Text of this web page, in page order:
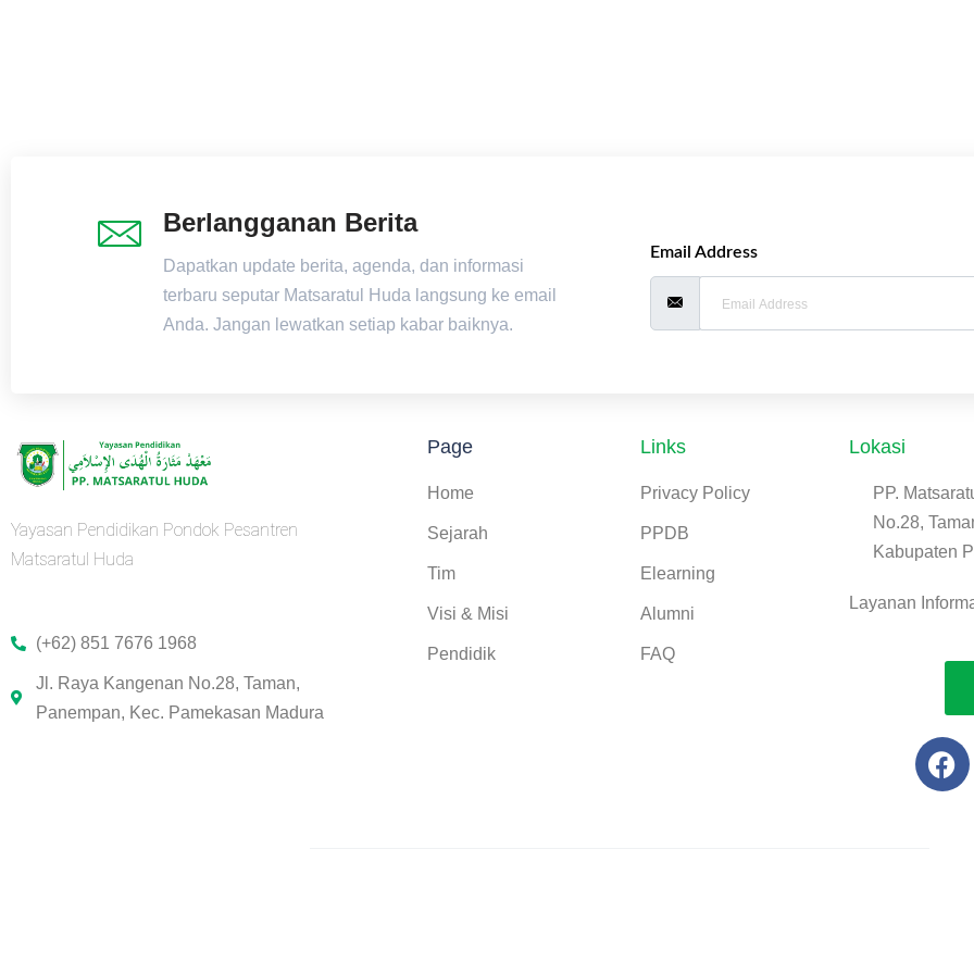
Berlangganan Berita
Dapatkan update berita, agenda, dan informasi
terbaru seputar Matsaratul Huda langsung ke email
Anda. Jangan lewatkan setiap kabar baiknya.
Email Address
Yayasan Pendidikan Pondok Pesantren
Matsaratul Huda
(+62) 851 7676 1968
Jl. Raya Kangenan No.28, Taman,
Panempan, Kec. Pamekasan Madura
Page
Home
Sejarah
Tim
Visi & Misi
Pendidik
Links
Privacy Policy
PPDB
Elearning
Alumni
FAQ
Lokasi
PP.
No.28,
Kabupaten
Layanan